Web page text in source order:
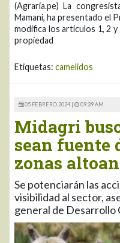
(Agraria.pe) La
Mamani, ha presentado el
modifica los artículos 1, 2 y
propiedad
Etiquetas: camelidos
05 FEBRERO 2024 | 09:39 AM
Midagri
sean fuente
zonas
Se potenciarán las
visibilidad al sector,
general de Desarrollo